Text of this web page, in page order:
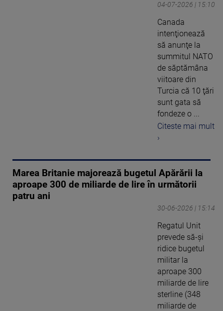
04-07-2026 | 15:10
Canada
intenţionează
să anunţe la
summitul NATO
de săptămâna
viitoare din
Turcia că 10 ţări
sunt gata să
fondeze o ...
Citeste mai mult
›
Marea Britanie majorează bugetul Apărării la
aproape 300 de miliarde de lire în următorii
patru ani
30-06-2026 | 15:14
Regatul Unit
prevede să-şi
ridice bugetul
militar la
aproape 300
miliarde de lire
sterline (348
miliarde de